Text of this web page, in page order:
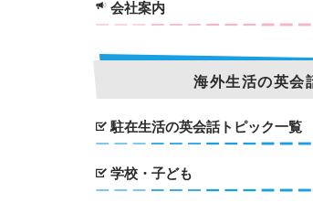
会社案内
海外生活の英会
駐在生活の英会話トピック一覧
学校・子ども